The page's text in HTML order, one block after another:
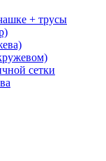
+ трусы
сетки